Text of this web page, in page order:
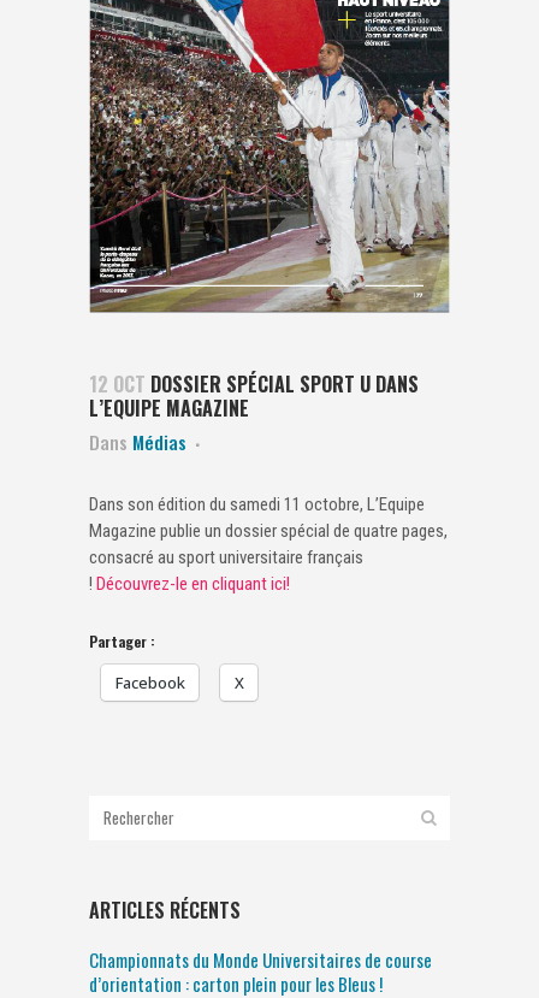
12 OCT DOSSIER SPÉCIAL SPORT U DANS
L’EQUIPE MAGAZINE
Dans Médias
Dans son édition du samedi 11 octobre, L’Equipe
Magazine publie un dossier spécial de quatre pages,
consacré au sport universitaire français
! Découvrez-le en cliquant ici!
Partager :
Facebook X
ARTICLES RÉCENTS
Championnats du Monde Universitaires de course
d’orientation : carton plein pour les Bleus !